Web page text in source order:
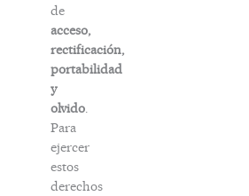
de
acceso,
rectificación,
portabilidad
y
olvido.
Para
ejercer
estos
derechos